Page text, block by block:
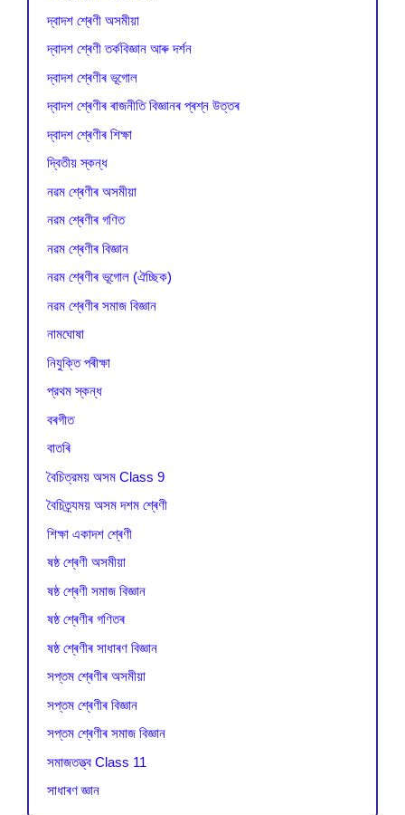
দ্বাদশ শ্ৰেণী অসমীয়া
দ্বাদশ শ্ৰেণী তৰ্কবিজ্ঞান আৰু দৰ্শন
দ্বাদশ শ্ৰেণীৰ ভূগোল
দ্বাদশ শ্ৰেণীৰ ৰাজনীতি বিজ্ঞানৰ প্ৰশ্ন উত্তৰ
দ্বাদশ শ্ৰেণীৰ শিক্ষা
দ্বিতীয় স্কন্ধ
নৱম শ্ৰেণীৰ অসমীয়া
নৱম শ্ৰেণীৰ গণিত
নৱম শ্ৰেণীৰ বিজ্ঞান
নৱম শ্ৰেণীৰ ভূগোল (ঐচ্ছিক)
নৱম শ্ৰেণীৰ সমাজ বিজ্ঞান
নামঘোষা
নিযুক্তি পৰীক্ষা
প্রথম স্কন্ধ
বৰগীত
বাতৰি
বৈচিত্রময় অসম Class 9
বৈচিত্র্যময় অসম দশম শ্ৰেণী
শিক্ষা একাদশ শ্ৰেণী
ষষ্ঠ শ্ৰেণী অসমীয়া
ষষ্ঠ শ্ৰেণী সমাজ বিজ্ঞান
ষষ্ঠ শ্ৰেণীৰ গণিতৰ
ষষ্ঠ শ্ৰেণীৰ সাধাৰণ বিজ্ঞান
সপ্তম শ্ৰেণীৰ অসমীয়া
সপ্তম শ্ৰেণীৰ বিজ্ঞান
সপ্তম শ্ৰেণীৰ সমাজ বিজ্ঞান
সমাজতত্ত্ব Class 11
সাধাৰণ জ্ঞান